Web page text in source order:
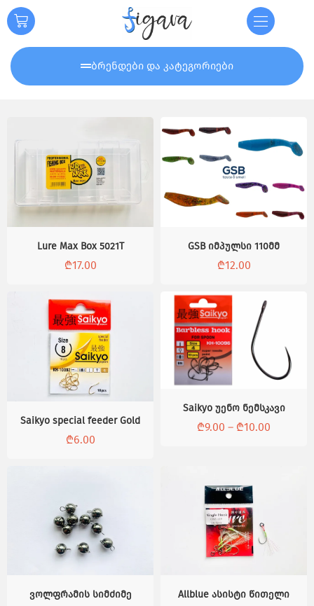
ბრენდები და კატეგორიები
Lure Max Box 5021T
₾17.00
GSB იმპულსი 110მმ
₾12.00
Saikyo special feeder Gold
₾6.00
Saikyo უენო ნემსკავი
₾9.00 – ₾10.00
ვოლფრამის სიმძიმე
-15%
Allblue ასისტი წითელი